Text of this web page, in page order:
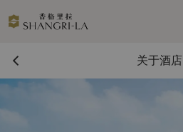
关于酒店